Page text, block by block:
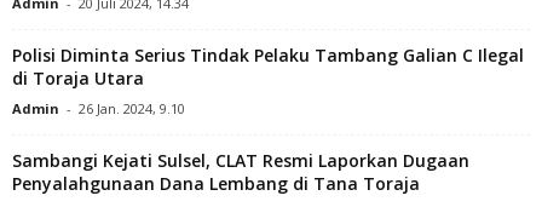
Polisi Diminta Serius Tindak Pelaku Tambang Galian C Ilegal
di Toraja Utara
Admin - 26 Jan. 2024, 9.10
Sambangi Kejati Sulsel, CLAT Resmi Laporkan Dugaan
Penyalahgunaan Dana Lembang di Tana Toraja